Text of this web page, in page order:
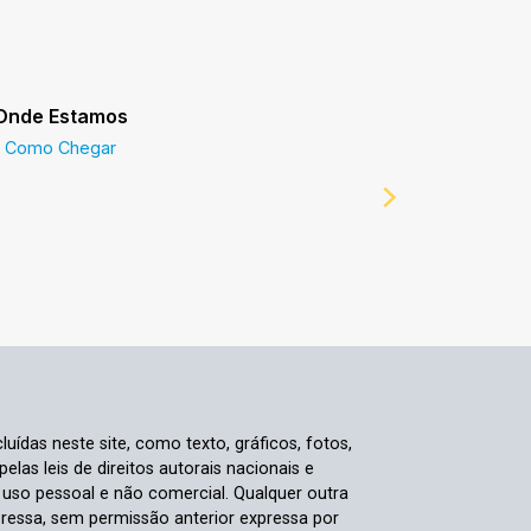
Estamos
Como Chegar
neste site, como texto, gráficos, fotos,
leis de direitos autorais nacionais e
pessoal e não comercial. Qualquer outra
sem permissão anterior expressa por